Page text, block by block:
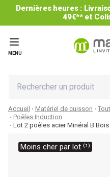
Dernières heures :
49€** et
MENU
Accueil Matériel de cuisson
Poêles Induction
Lot 2 poêles acier Minéral B
Moins cher par lot ⁽¹⁾